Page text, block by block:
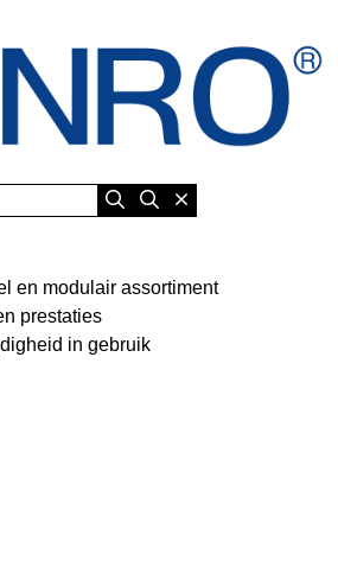
en modulair assortiment
prestaties
in gebruik